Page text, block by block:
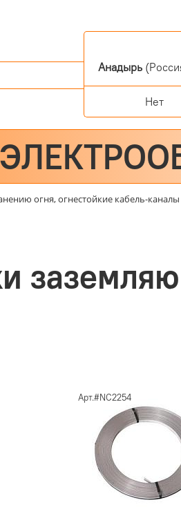
огня, огнестойкие кабель-каналы
Арт.#NC2254
Анадырь
Нет